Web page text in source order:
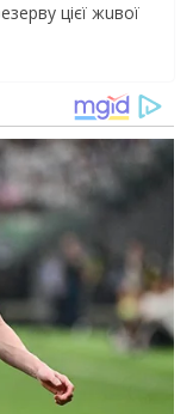
цiєї жuвої